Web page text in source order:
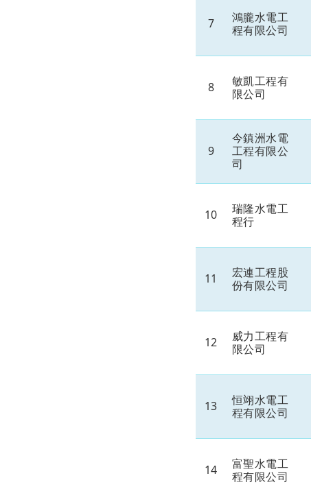
7
鴻朧水電工
程有限公司
8
敏凱工程有
限公司
9
今鎮洲水電
工程有限公
司
10
瑞隆水電工
程行
11
宏連工程股
份有限公司
12
威力工程有
限公司
13
恒翊水電工
程有限公司
14
富聖水電工
程有限公司